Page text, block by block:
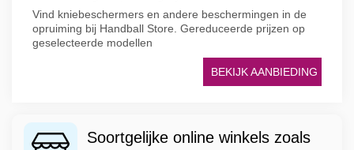
Vind kniebeschermers en andere beschermingen in de
opruiming bij Handball Store. Gereduceerde prijzen op
geselecteerde modellen
BEKIJK AANBIEDING
Soortgelijke online winkels zoals